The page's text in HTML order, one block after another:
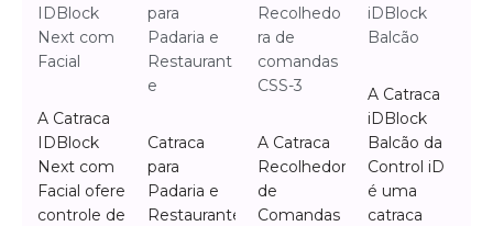
IDBlock
Next com
Facial
A Catraca
IDBlock
Next com
Facial oferece
controle de
para
Padaria e
Restaurant
e
Catraca
para
Padaria e
Restaurante
Recolhedo
ra de
comandas
CSS-3
A Catraca
Recolhedora
de
Comandas
iDBlock
Balcão
A Catraca
iDBlock
Balcão da
Control iD
é uma
catraca